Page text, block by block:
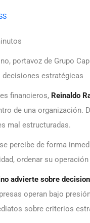
portavoz de Grupo
decisiones estratégicas
financieros, Reinaldo
de una organización.
mal estructuradas.
percibe de forma
ordenar su
advierte sobre
operan bajo
sobre criterios